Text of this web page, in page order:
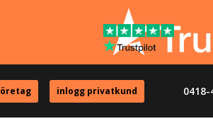
inlogg privatkund 0418-